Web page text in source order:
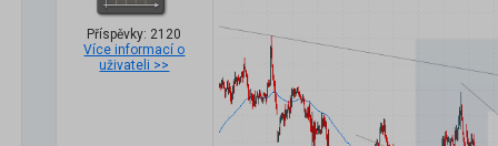
Příspěvky: 2120
Více informací o
uživateli >>